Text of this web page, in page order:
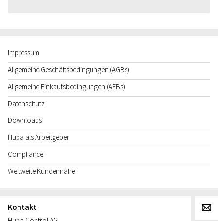
Impressum
Allgemeine Geschäftsbedingungen (AGBs)
Allgemeine Einkaufsbedingungen (AEBs)
Datenschutz
Downloads
Huba als Arbeitgeber
Compliance
Weltweite Kundennähe
Kontakt g